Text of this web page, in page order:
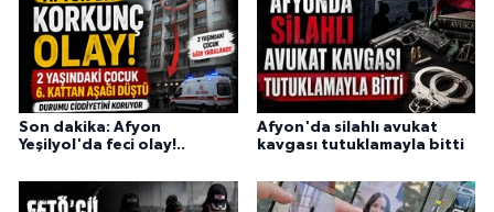
Son dakika: Afyon
Yeşilyol'da feci olay!..
Afyon'da silahlı avukat
kavgası tutuklamayla bitti